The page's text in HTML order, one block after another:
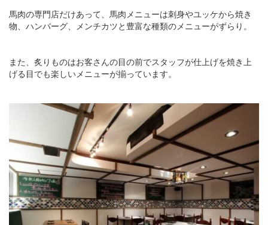
馬肉の専門店だけあって、馬肉メニューは刺身やユッケから焼き
物、ハンバーグ、メンチカツと豊富な種類のメニューがずらり。
また、炙りものはお客さんの目の前でスタッフが仕上げを焼き上
げる目でも楽しいメニューが揃っています。